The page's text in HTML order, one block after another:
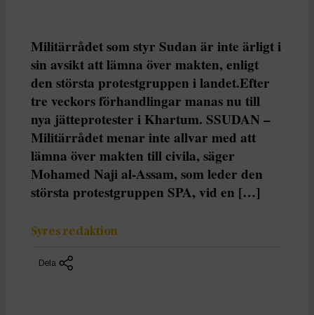
Militärrådet som styr Sudan är inte ärligt i
sin avsikt att lämna över makten, enligt
den största protestgruppen i landet.Efter
tre veckors förhandlingar manas nu till
nya jätteprotester i Khartum. SSUDAN –
Militärrådet menar inte allvar med att
lämna över makten till civila, säger
Mohamed Naji al-Assam, som leder den
största protestgruppen SPA, vid en […]
Syres redaktion
Dela